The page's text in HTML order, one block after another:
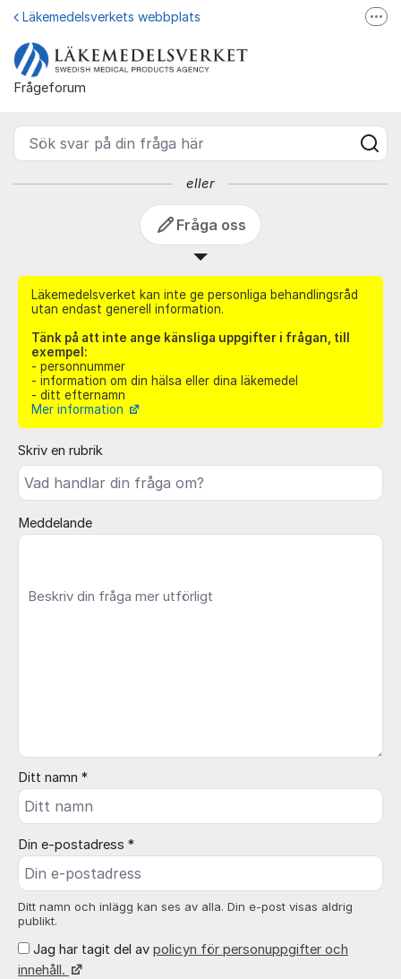
Hoppa till innehåll
Frågeforum -
Frågeforum
Läkemedelsverkets webbplats
Läkemedelsupplysningen
Sök svar på din fråga här
eller
Fråga oss
Läkemedelsverket kan inte ge personliga behandlingsråd
utan endast generell information.
Tänk på att inte ange känsliga uppgifter i frågan, till
exempel:
- personnummer
- information om din hälsa eller dina läkemedel
- ditt efternamn
Mer information
Skriv en rubrik
Meddelande
Välj kategori
Ditt namn *
Din e-postadress *
Ditt namn och inlägg kan ses av alla. Din e-post visas aldrig
publikt.
Jag har tagit del av policyn för personuppgifter och
innehåll.